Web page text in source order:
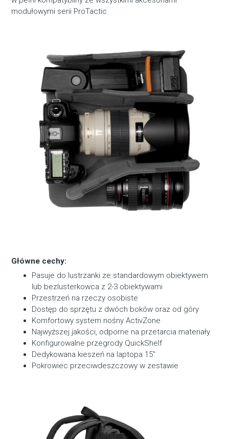
modułowymi serii ProTactic.
Główne cechy:
Pasuje do lustrzanki ze standardowym obiektywem
lub bezlusterkowca z 2-3 obiektywami
Przestrzeń na rzeczy osobiste
Dostęp do sprzętu z dwóch boków oraz od góry
Komfortowy system nośny ActivZone
Najwyższej jakości, odporne na przetarcia materiały
Konfigurowalne przegrody QuickShelf
Dedykowana kieszeń na laptopa 15″
Pokrowiec przeciwdeszczowy w zestawie